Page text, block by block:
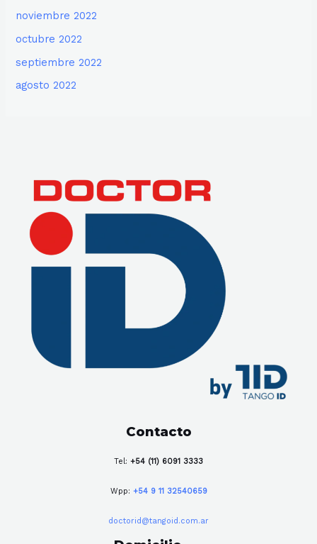
noviembre 2022
octubre 2022
septiembre 2022
agosto 2022
Contacto
Tel: +54 (11) 6091 3333
Wpp: +54 9 11 32540659
doctorid@tangoid.com.ar